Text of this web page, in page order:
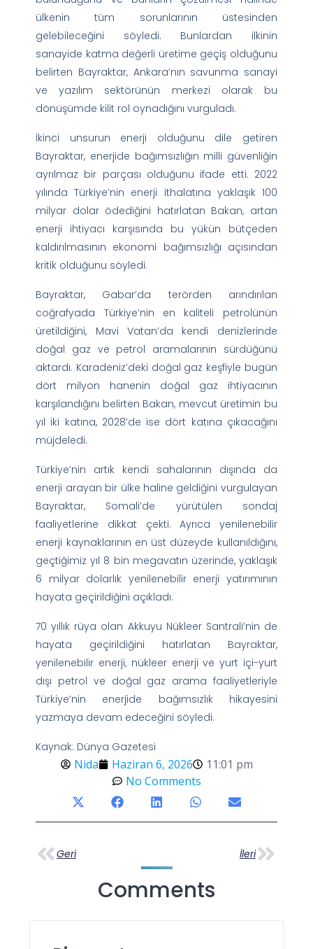
ülkenin tüm sorunlarının üstesinden
gelebileceğini söyledi. Bunlardan ilkinin
sanayide katma değerli üretime geçiş olduğunu
belirten Bayraktar, Ankara’nın savunma sanayi
ve yazılım sektörünün merkezi olarak bu
dönüşümde kilit rol oynadığını vurguladı.
İkinci unsurun enerji olduğunu dile getiren
Bayraktar, enerjide bağımsızlığın milli güvenliğin
ayrılmaz bir parçası olduğunu ifade etti. 2022
yılında Türkiye’nin enerji ithalatına yaklaşık 100
milyar dolar ödediğini hatırlatan Bakan, artan
enerji ihtiyacı karşısında bu yükün bütçeden
kaldırılmasının ekonomi bağımsızlığı açısından
kritik olduğunu söyledi.
Bayraktar, Gabar’da terörden arındırılan
coğrafyada Türkiye’nin en kaliteli petrolünün
üretildiğini, Mavi Vatan’da kendi denizlerinde
doğal gaz ve petrol aramalarının sürdüğünü
aktardı. Karadeniz’deki doğal gaz keşfiyle bugün
dört milyon hanenin doğal gaz ihtiyacının
karşılandığını belirten Bakan, mevcut üretimin bu
yıl iki katına, 2028’de ise dört katına çıkacağını
müjdeledi.
Türkiye’nin artık kendi sahalarının dışında da
enerji arayan bir ülke haline geldiğini vurgulayan
Bayraktar, Somali’de yürütülen sondaj
faaliyetlerine dikkat çekti. Ayrıca yenilenebilir
enerji kaynaklarının en üst düzeyde kullanıldığını,
geçtiğimiz yıl 8 bin megavatın üzerinde, yaklaşık
6 milyar dolarlık yenilenebilir enerji yatırımının
hayata geçirildiğini açıkladı.
70 yıllık rüya olan Akkuyu Nükleer Santrali’nin de
hayata geçirildiğini hatırlatan Bayraktar,
yenilenebilir enerji, nükleer enerji ve yurt içi-yurt
dışı petrol ve doğal gaz arama faaliyetleriyle
Türkiye’nin enerjide bağımsızlık hikayesini
yazmaya devam edeceğini söyledi.
Kaynak: Dünya Gazetesi
Nida Haziran 6, 2026
11:01 pm
No Comments
Geri İleri
Comments